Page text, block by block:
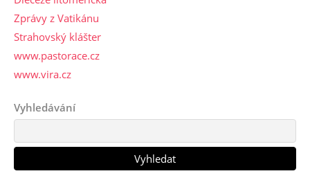
Zprávy z Vatikánu
Strahovský klášter
www.pastorace.cz
www.vira.cz
Vyhledávání